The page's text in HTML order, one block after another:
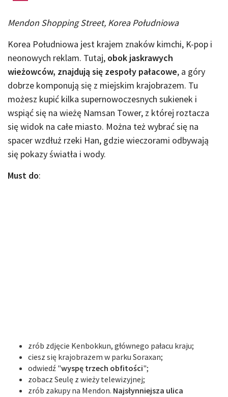
Mendon Shopping Street, Korea Południowa
Korea Południowa jest krajem znaków kimchi, K-pop i
neonowych reklam. Tutaj, obok jaskrawych
wieżowców, znajdują się zespoły pałacowe, a góry
dobrze komponują się z miejskim krajobrazem. Tu
możesz kupić kilka supernowoczesnych sukienek i
wspiąć się na wieżę Namsan Tower, z której roztacza
się widok na całe miasto. Można też wybrać się na
spacer wzdłuż rzeki Han, gdzie wieczorami odbywają
się pokazy światła i wody.
Must do:
zrób zdjęcie Kenbokkun, głównego pałacu kraju;
ciesz się krajobrazem w parku Soraxan;
odwiedź "wyspę trzech obfitości";
zobacz Seulę z wieży telewizyjnej;
zrób zakupy na Mendon. Najsłynniejsza ulica